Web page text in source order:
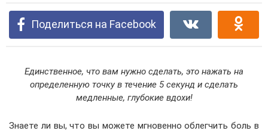
Поделиться на Facebook
Единственное, что вам нужно сделать, это нажать на
определенную точку в течение 5 секунд и сделать
медленные, глубокие вдохи!
Знаете ли вы, что вы можете мгновенно облегчить боль в